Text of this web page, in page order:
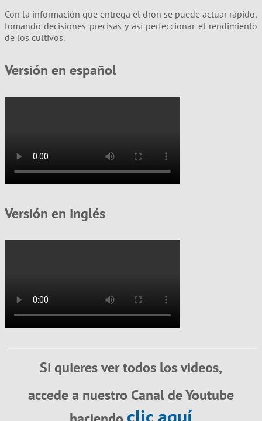
Con la información que entrega el dron se puede actuar rápido,
tomando decisiones precisas y así perfeccionar el rendimiento
de los cultivos.
Versión en español
Versión en inglés
Si quieres ver todos los videos,
accede a nuestro Canal de Youtube